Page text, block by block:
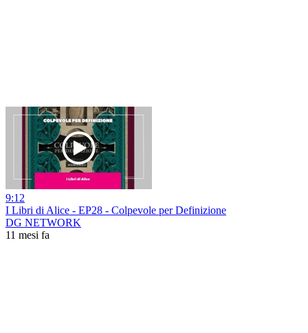
9:12
I Libri di Alice - EP28 - Colpevole per Definizione
DG NETWORK
11 mesi fa